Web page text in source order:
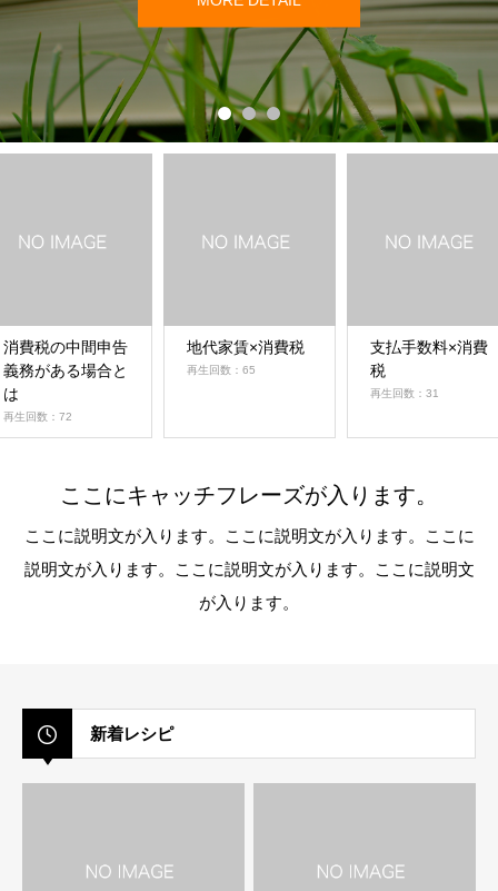
消費税の中間申告
義務がある場合と
は
再生回数：72
地代家賃×消費税
再生回数：65
支払手数料×消費
税
再生回数：31
ここにキャッチフレーズが入ります。
ここに説明文が入ります。ここに説明文が入ります。ここに
説明文が入ります。ここに説明文が入ります。ここに説明文
が入ります。
新着レシピ